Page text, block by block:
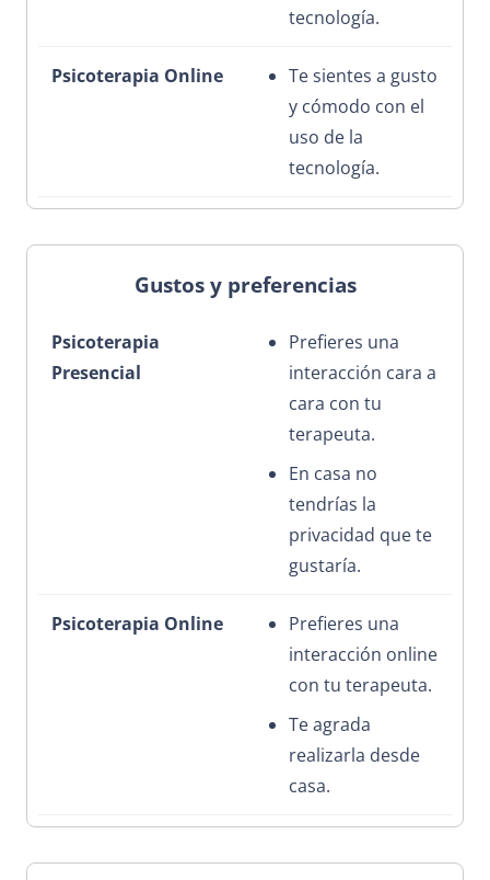
tecnología.
Te sientes a gusto
y cómodo con el
uso de la
tecnología.
Gustos y preferencias
Prefieres una
interacción cara a
cara con tu
terapeuta.
En casa no
tendrías la
privacidad que te
gustaría.
Prefieres una
interacción online
con tu terapeuta.
Te agrada
realizarla desde
casa.